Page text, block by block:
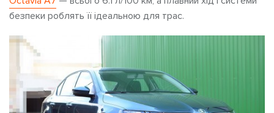
безпеки роблять її ідеальною для трас.